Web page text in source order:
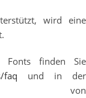
wird eine
Fonts finden Sie
faq und in der
von